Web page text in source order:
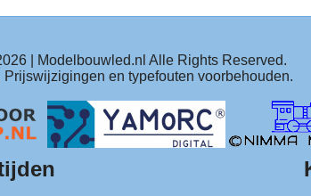
| Modelbouwled.nl Alle Rights Reserved.
Prijswijzigingen en typefouten voorbehouden.